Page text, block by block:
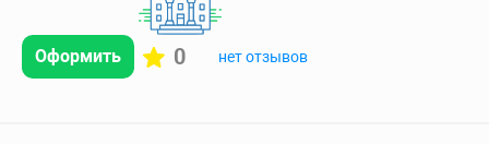
Оформить 0 нет отзывов